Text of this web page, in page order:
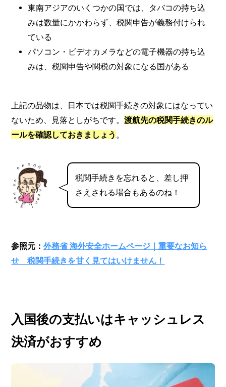
東南アジアのいくつかの国では、タバコの持ち込
みは数量にかかわらず、税関申告が義務付けられ
ている
パソコン・ビデオカメラなどの電子機器の持ち込
みは、税関申告や関税の対象になる国がある
上記の品物は、日本では税関手続きの対象にはなってい
ないため、見落としがちです。渡航先の税関手続きのル
ールを確認しておきましょう 。
税関手続きを忘れると、差し押
さえされる場合もあるのね！
参照元：外務省 海外安全ホームページ｜重要なお知ら
せ 税関手続きを甘く見てはいけません！
入国後の支払いはキャッシュレス
決済がおすすめ